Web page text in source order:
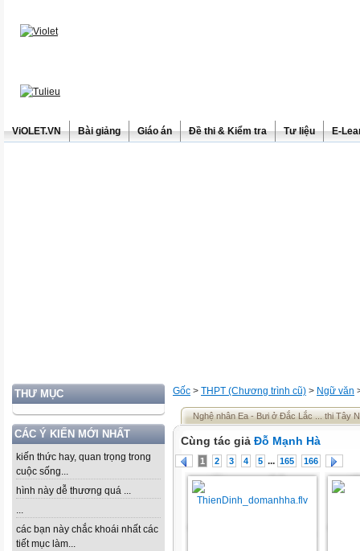
ViOLET.VN Bài giảng Giáo án Đề thi & Kiểm tra Tư liệu E-
THƯ MỤC
CÁC Ý KIẾN MỚI NHẤT
kiến thức hay, quan trọng trong
cuộc sống...
hình này dễ thương quá ...
...
các bạn này chắc khoái nhất các
tiết mục làm...
Gốc > THPT (Chương trình cũ) > Ngữ văn
Nghệ nhân Ea - Bưi ở Đắc Lắc ... thi Tây
Cùng tác giả Đỗ Mạnh Hà
1 2 3 4 5 ... 165 166